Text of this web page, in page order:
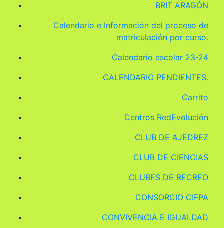
BRIT ARAGÓN
Calendario e Información del proceso de
matriculación por curso.
Calendario escolar 23-24
CALENDARIO PENDIENTES.
Carrito
Centros RedEvolución
CLUB DE AJEDREZ
CLUB DE CIENCIAS
CLUBES DE RECREO
CONSORCIO CIFPA
CONVIVENCIA E IGUALDAD